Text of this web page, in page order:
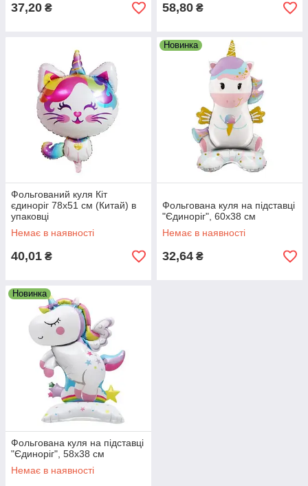
37,20 ₴ 58,80 ₴
Фольгований куля Кіт
єдиноріг 78х51 см (Китай) в
упаковці
Немає в наявності
40,01 ₴
Новинка
Фольгована куля на підставці
"Єдиноріг", 60х38 см
Немає в наявності
32,64 ₴
Новинка
Фольгована куля на підставці
"Єдиноріг", 58х38 см
Немає в наявності